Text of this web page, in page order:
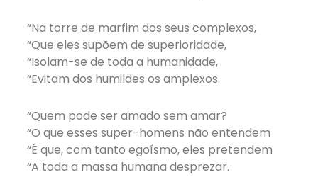
“Na torre de marfim dos seus complexos,
“Que eles supõem de superioridade,
“Isolam-se de toda a humanidade,
“Evitam dos humildes os amplexos.
“Quem pode ser amado sem amar?
“O que esses super-homens não entendem
“É que, com tanto egoísmo, eles pretendem
“A toda a massa humana desprezar.